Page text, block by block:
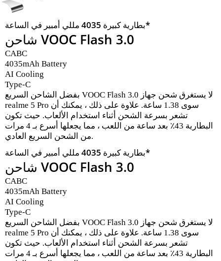
بطارية كبيرة 4035 مللي أمبير في الساعة*
شاحن VOOC Flash 3.0
CABC
4035mAh Battery
AI Cooling
Type-C
بفضل الشاحن السريع VOOC Flash 3.0 لا يستغرق شحن جهاز
realme 5 Pro سوى 1.38 ساعة. علاوة على ذلك ، يمكنك أن
تشعر بسرعة الشحن أثناء استخدام الألعاب. حيث تكون
البطارية 43٪ بعد ساعة من اللعب ، مما يجعلها أسرع بـ 4 مرات
من الشحن السريع العادي.
بطارية كبيرة 4035 مللي أمبير في الساعة*
شاحن VOOC Flash 3.0
CABC
4035mAh Battery
AI Cooling
Type-C
بفضل الشاحن السريع VOOC Flash 3.0 لا يستغرق شحن جهاز
realme 5 Pro سوى 1.38 ساعة. علاوة على ذلك ، يمكنك أن
تشعر بسرعة الشحن أثناء استخدام الألعاب. حيث تكون
البطارية 43٪ بعد ساعة من اللعب ، مما يجعلها أسرع بـ 4 مرات